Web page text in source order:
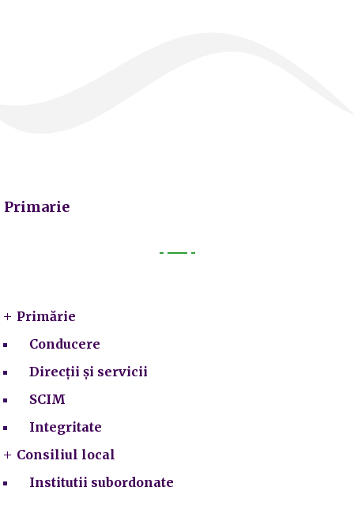
Primarie
Primărie
Conducere
Direcții și servicii
SCIM
Integritate
Consiliul local
Institutii subordonate